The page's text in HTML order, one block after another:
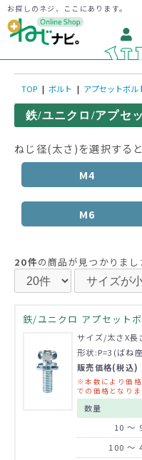
お探しのネジ、ここにあります。
TOP | ボルト | アプセットボル
鉄/ユニクロ/アプセ
ねじ径(太さ)を選択する
M4
M6
20件の商品が見つかりまし
鉄/ユニクロ アプセット
サイズ/太さX
形状:P=3(ばね
販売価格(税込)
※本数により価
での価格となりま
数量
10 ～
100 ～